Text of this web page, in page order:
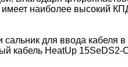
наиболее высокий
для ввода
кабель HeatUp